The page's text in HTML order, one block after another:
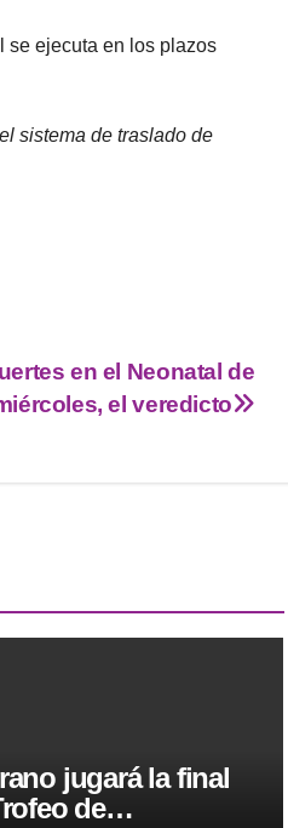
se ejecuta en los plazos
sistema de traslado de
en el Neonatal de
el veredicto
jugará la final
de